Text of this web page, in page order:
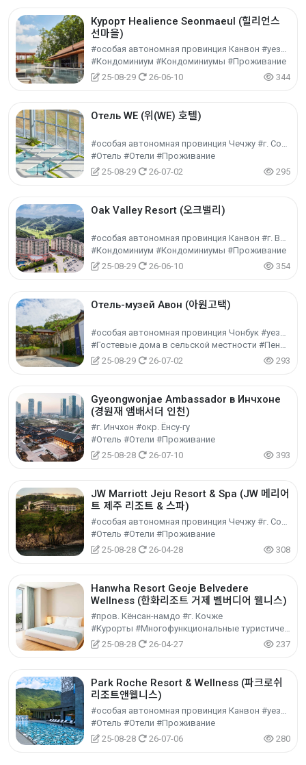
Курорт Healience Seonmaeul (힐리언스
선마을)
#особая автономная провинция Канвон #уезд Хончхон-гун
#Кондоминиум #Кондоминиумы #Проживание
25-08-29
26-06-10 344
Отель WE (위(WE) 호텔)
#особая автономная провинция Чечжу #г. Согвипхо
#Отель #Отели #Проживание
25-08-29
26-07-02 295
Oak Valley Resort (오크밸리)
#особая автономная провинция Канвон #г. Вончжу
#Кондоминиум #Кондоминиумы #Проживание
25-08-29
26-06-10 354
Отель-музей Авон (아원고택)
#особая автономная провинция Чонбук #уезд Ванчжу-гун
#Гостевые дома в сельской местности #Пеншён / Минба #Проживание
25-08-29
26-07-02 293
Gyeongwonjae Ambassador в Инчхоне
(경원재 앰배서더 인천)
#г. Инчхон #окр. Ёнсу-гу
#Отель #Отели #Проживание
25-08-28
26-07-10 393
JW Marriott Jeju Resort & Spa (JW 메리어
트 제주 리조트 & 스파)
#особая автономная провинция Чечжу #г. Согвипхо
#Отель #Отели #Проживание
25-08-28
26-04-28 308
Hanwha Resort Geoje Belvedere
Wellness (한화리조트 거제 벨버디어 웰니스)
#пров. Кёнсан-намдо #г. Кочже
#Курорты #Многофункциональные туристические объекты #Культурный туризм
25-08-28
26-04-27 237
Park Roche Resort & Wellness (파크로쉬
리조트앤웰니스)
#особая автономная провинция Канвон #уезд Чонсон-гун
#Отель #Отели #Проживание
25-08-28
26-07-06 280